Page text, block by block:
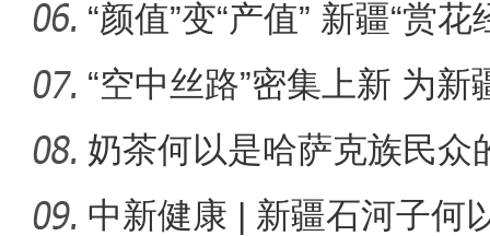
升温
“颜值”变“产值” 新疆“赏
“空中丝路”密集上新 为
展注
奶茶何以是哈萨克族民众
中新健康 | 新疆石河子何